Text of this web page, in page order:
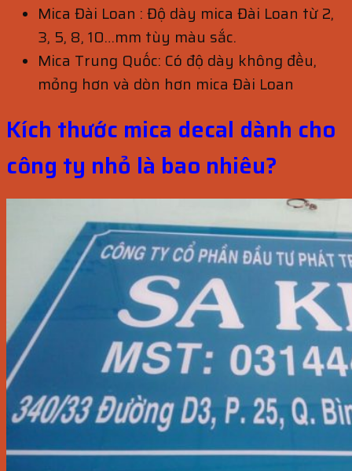
Mica Đài Loan : Độ dày mica Đài Loan từ 2,
3, 5, 8, 10…mm tùy màu sắc.
Mica Trung Quốc: Có độ dày không đều,
mỏng hơn và dòn hơn mica Đài Loan
Kích thước mica decal dành cho
công ty nhỏ là bao nhiêu?